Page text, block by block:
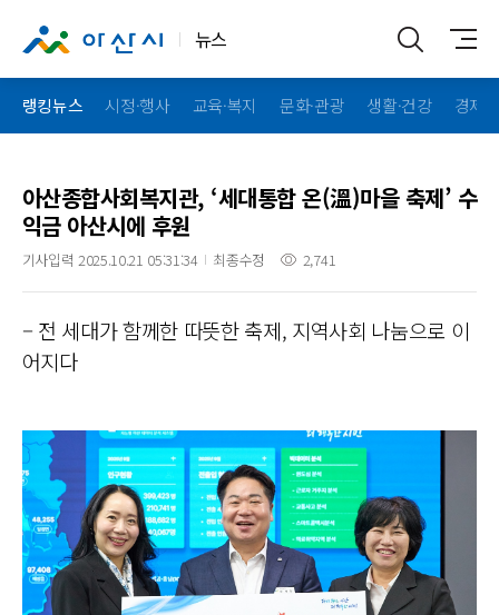
뉴스
랭킹뉴스 시정·행사 교육·복지 문화·관광 생활·건강 경제·
아산종합사회복지관, ‘세대통합 온(溫)마을 축제’ 수
익금 아산시에 후원
기사입력 2025.10.21 05:31:34 최종수정 2,741
– 전 세대가 함께한 따뜻한 축제, 지역사회 나눔으로 이
어지다